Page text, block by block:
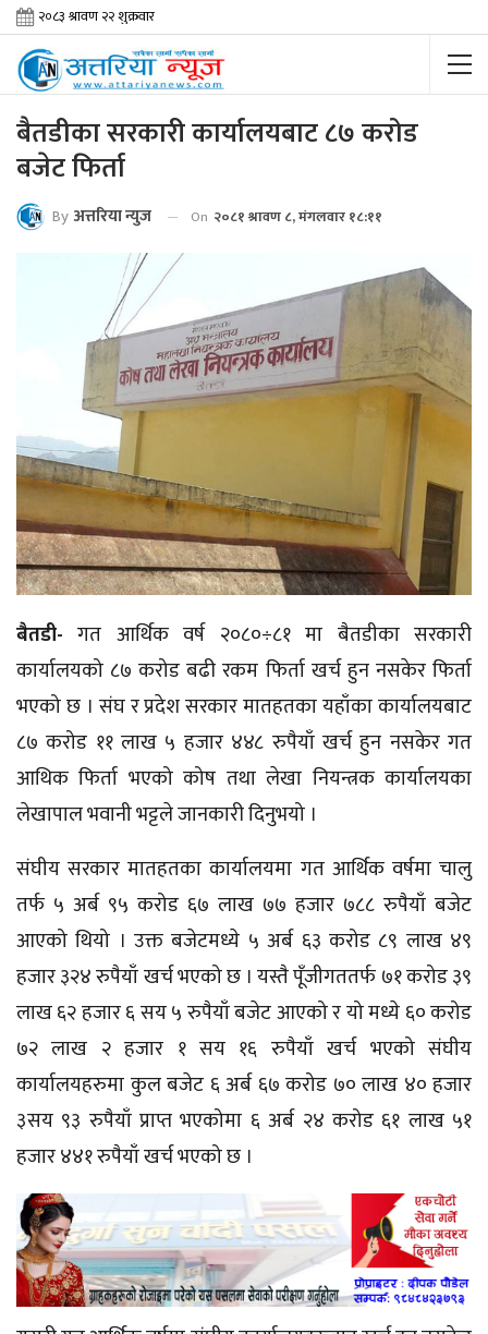
बैतडीका सरकारी कार्यालयबाट ८७ करोड
बजेट फिर्ता
By अत्तरिया न्युज On २०८१ श्रावण ८, मंगलवार १८:११
बैतडी-गत आर्थिक वर्ष २०८०÷८१ मा बैतडीका सरकारी
कार्यालयको ८७ करोड बढी रकम फिर्ता खर्च हुन नसकेर फिर्ता
भएको छ । संघ र प्रदेश सरकार मातहतका यहाँका कार्यालयबाट
८७ करोड ११ लाख ५ हजार ४४८ रुपैयाँ खर्च हुन नसकेर गत
आथिक फिर्ता भएको कोष तथा लेखा नियन्त्रक कार्यालयका
लेखापाल भवानी भट्टले जानकारी दिनुभयो ।
संघीय सरकार मातहतका कार्यालयमा गत आर्थिक वर्षमा चालु
तर्फ ५ अर्ब ९५ करोड ६७ लाख ७७ हजार ७८८ रुपैयाँ बजेट
आएको थियो । उक्त बजेटमध्ये ५ अर्ब ६३ करोड ८९ लाख ४९
हजार ३२४ रुपैयाँ खर्च भएको छ । यस्तै पूँजीगततर्फ ७१ करोड ३९
लाख ६२ हजार ६ सय ५ रुपैयाँ बजेट आएको र यो मध्ये ६० करोड
७२ लाख २ हजार १ सय १६ रुपैयाँ खर्च भएको संघीय
कार्यालयहरुमा कुल बजेट ६ अर्ब ६७ करोड ७० लाख ४० हजार
३सय ९३ रुपैयाँ प्राप्त भएकोमा ६ अर्ब २४ करोड ६१ लाख ५१
हजार ४४१ रुपैयाँ खर्च भएको छ ।